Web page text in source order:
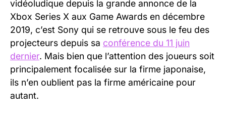
vidéoludique depuis la grande annonce de la
Xbox Series X aux Game Awards en décembre
2019, c’est Sony qui se retrouve sous le feu des
projecteurs depuis sa conférence du 11 juin
dernier. Mais bien que l’attention des joueurs soit
principalement focalisée sur la firme japonaise,
ils n’en oublient pas la firme américaine pour
autant.